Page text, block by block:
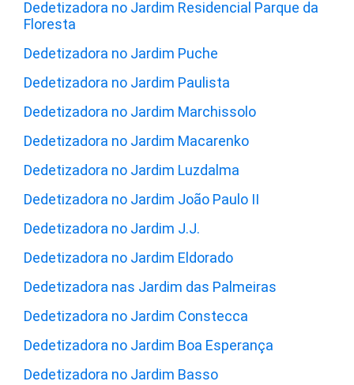
Dedetizadora no Jardim Residencial Parque da
Floresta
Dedetizadora no Jardim Puche
Dedetizadora no Jardim Paulista
Dedetizadora no Jardim Marchissolo
Dedetizadora no Jardim Macarenko
Dedetizadora no Jardim Luzdalma
Dedetizadora no Jardim João Paulo II
Dedetizadora no Jardim J.J.
Dedetizadora no Jardim Eldorado
Dedetizadora nas Jardim das Palmeiras
Dedetizadora no Jardim Constecca
Dedetizadora no Jardim Boa Esperança
Dedetizadora no Jardim Basso